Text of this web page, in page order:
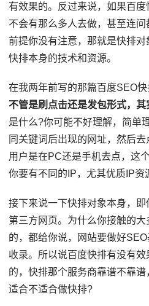
有效果的。反过来说，如果百
不会有那么多人去做，甚至连
前提你没有注意，那就是快排
快排本身的技术和资源。
在我两年前写的那篇百度SEO
不管是刷点击还是发包形式，其
是什么?你可能不好理解，简单
同关键词后出现的网址，然后
用户是在PC还是手机去点，这
你要有不同的IP，尤其优质IP资
接下来说一下快排对象本身，
第三方网页。为什么你接触的
的，都给你说，网站要做好
收录。所以说百度快排有没有效
的，快排那个服务商靠谱不靠
适合不适合做快排?